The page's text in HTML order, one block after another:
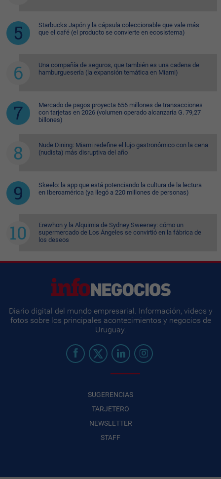
Starbucks Japón y la cápsula coleccionable que vale más
que el café (el producto se convierte en ecosistema)
Una compañía de seguros, que también es una cadena de
hamburguesería (la expansión temática en Miami)
Mercado de pagos proyecta 656 millones de transacciones
con tarjetas en 2026 (volumen operado alcanzaría G. 79,27
billones)
Nude Dining: Miami redefine el lujo gastronómico con la cena
(nudista) más disruptiva del año
Skeelo: la app que está potenciando la cultura de la lectura
en Iberoamérica (ya llegó a 220 millones de personas)
Erewhon y la Alquimia de Sydney Sweeney: cómo un
supermercado de Los Ángeles se convirtió en la fábrica de
los deseos
Diario digital del mundo empresarial. Información, videos y
fotos sobre los principales acontecimientos y negocios de
Uruguay.
SUGERENCIAS
TARJETERO
NEWSLETTER
STAFF